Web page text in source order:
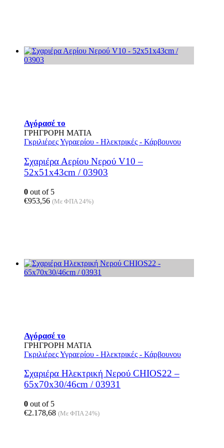
Αγόρασέ το
ΓΡΗΓΡΟΡΗ ΜΑΤΙΑ
Γκριλιέρες Υγραερίου - Ηλεκτρικές - Κάρβουνου
Σχαριέρα Αερίου Νερού V10 –
52x51x43cm / 03903
0 out of 5
€953,56 (Με ΦΠΑ 24%)
Αγόρασέ το
ΓΡΗΓΡΟΡΗ ΜΑΤΙΑ
Γκριλιέρες Υγραερίου - Ηλεκτρικές - Κάρβουνου
Σχαριέρα Ηλεκτρική Νερού CHIOS22 –
65x70x30/46cm / 03931
0 out of 5
€2.178,68 (Με ΦΠΑ 24%)